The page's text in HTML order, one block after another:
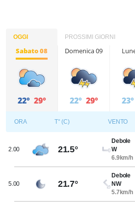
OGGI PROSSIMI GIORNI
Sabato 08
22° 29°
Domenica 09
22° 29° 23°
ORA T° (C) VENTO
2.00 21.5°
Debole
W
6.9km/h
5.00 21.7°
Debole
NW
5.7km/h